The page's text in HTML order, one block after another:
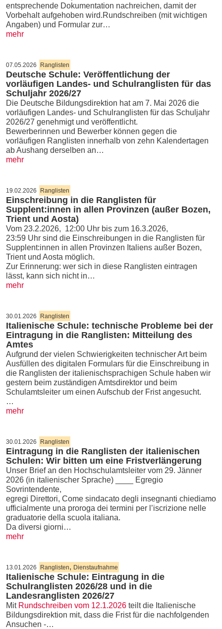
entsprechende Dokumentation nachreichen, damit der
Vorbehalt aufgehoben wird.Rundschreiben (mit wichtigen
Angaben) und Formular zur…
mehr
07.05.2026 Ranglisten
Deutsche Schule: Veröffentlichung der
vorläufigen Landes- und Schulranglisten für das
Schuljahr 2026/27
Die Deutsche Bildungsdirektion hat am 7. Mai 2026 die
vorläufigen Landes- und Schulranglisten für das Schuljahr
2026/27 genehmigt und veröffentlicht.
Bewerberinnen und Bewerber können gegen die
vorläufigen Ranglisten innerhalb von zehn Kalendertagen
ab Aushang derselben an…
mehr
19.02.2026 Ranglisten
Einschreibung in die Ranglisten für
Supplent:innen in allen Provinzen (außer Bozen,
Trient und Aosta)
Vom 23.2.2026, 12:00 Uhr bis zum 16.3.2026,
23:59 Uhr sind die Einschreibungen in die Ranglisten für
Supplent:innen in allen Provinzen Italiens außer Bozen,
Trient und Aosta möglich.
Zur Erinnerung: wer sich in diese Ranglisten eintragen
lässt, kann sich nicht in…
mehr
30.01.2026 Ranglisten
Italienische Schule: technische Probleme bei der
Eintragung in die Ranglisten: Mitteilung des
Amtes
Aufgrund der vielen Schwierigkeiten technischer Art beim
Ausfüllen des digitalen Formulars für die Einschreibung in
die Ranglisten der italienischsprachigen Schule haben wir
gestern beim zuständigen Amtsdirektor und beim
Schulamtsleiter um einen Aufschub der Frist angesucht.
…
mehr
30.01.2026 Ranglisten
Eintragung in die Ranglisten der italienischen
Schulen: Wir bitten um eine Fristverlängerung
Unser Brief an den Hochschulamtsleiter vom 29. Jänner
2026 (in italienischer Sprache) ____ Egregio
Sovrintendente,
egregi Direttori, Come sindacato degli insegnanti chiediamo
ufficialmente una proroga dei termini per l’iscrizione nelle
graduatorie della scuola italiana.
Da diversi giorni…
mehr
13.01.2026 Ranglisten, Dienstaufnahme
Italienische Schule: Eintragung in die
Schulranglisten 2026/28 und in die
Landesranglisten 2026/27
Mit Rundschreiben vom 12.1.2026 teilt die Italienische
Bildungsdirektion mit, dass die Frist für die nachfolgenden
Ansuchen -…